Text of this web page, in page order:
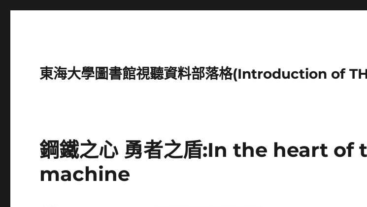
東海大學圖書館視聽資料部落格(Introduction of
鋼鐵之心 勇者之盾:In the heart of
machine